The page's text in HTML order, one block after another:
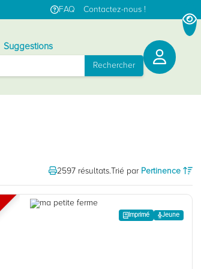
FAQ Contactez-nous !
Suggestions
Rechercher
2597 résultats. Trié par Pertinence
Imprimé Jeune